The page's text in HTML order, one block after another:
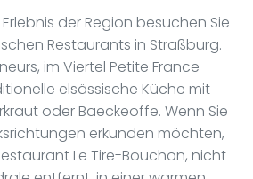
der Region besuchen Sie
Restaurants in Straßburg.
im Viertel Petite France
elsässische Küche mit
oder Baeckeoffe. Wenn Sie
erkunden möchten,
Le Tire-Bouchon, nicht